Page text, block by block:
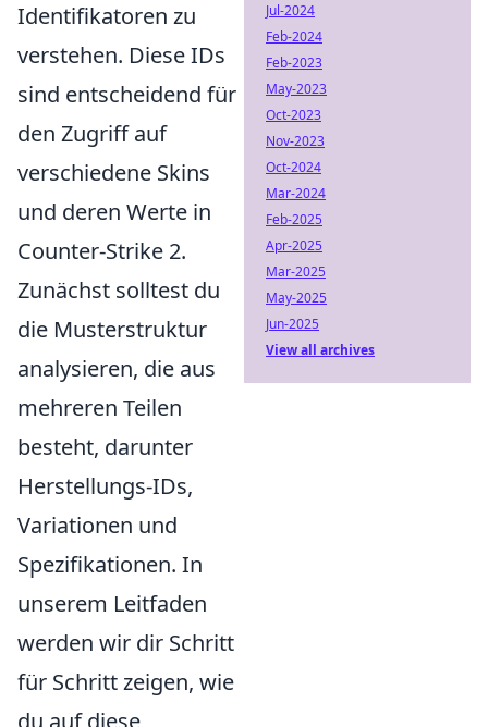
Identifikatoren zu
verstehen. Diese IDs
sind entscheidend für
den Zugriff auf
verschiedene Skins
und deren Werte in
Counter-Strike 2.
Zunächst solltest du
die Musterstruktur
analysieren, die aus
mehreren Teilen
besteht, darunter
Herstellungs-IDs,
Variationen und
Spezifikationen. In
unserem Leitfaden
werden wir dir Schritt
für Schritt zeigen, wie
du auf diese
Jul-2024
Feb-2024
Feb-2023
May-2023
Oct-2023
Nov-2023
Oct-2024
Mar-2024
Feb-2025
Apr-2025
Mar-2025
May-2025
Jun-2025
View all archives